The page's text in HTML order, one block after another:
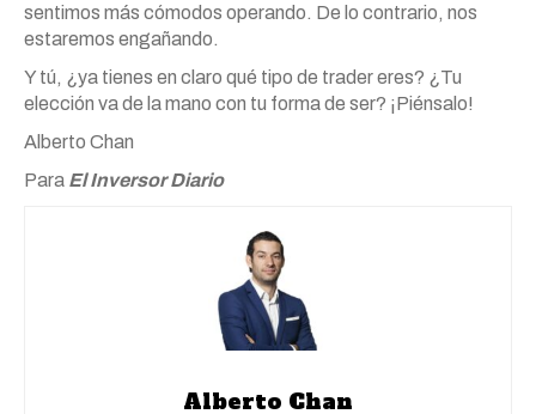
sentimos más cómodos operando. De lo contrario, nos
estaremos engañando.
Y tú, ¿ya tienes en claro qué tipo de trader eres? ¿Tu
elección va de la mano con tu forma de ser? ¡Piénsalo!
Alberto Chan
Para El Inversor Diario
Alberto Chan